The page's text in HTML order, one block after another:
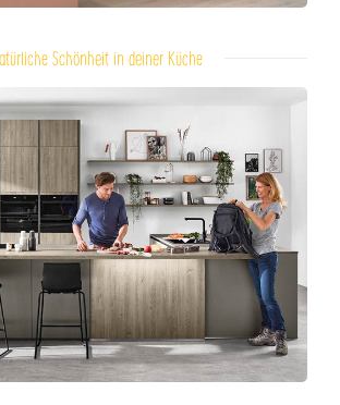
Schönheit in deiner Küche